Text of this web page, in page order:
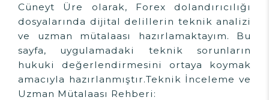
Cüneyt Üre olarak, Forex dolandırıcılığı
dosyalarında dijital delillerin teknik analizi
ve uzman mütalaası hazırlamaktayım. Bu
sayfa, uygulamadaki teknik sorunların
hukuki değerlendirmesini ortaya koymak
amacıyla hazırlanmıştır.Teknik İnceleme ve
Uzman Mütalaası Rehberi: